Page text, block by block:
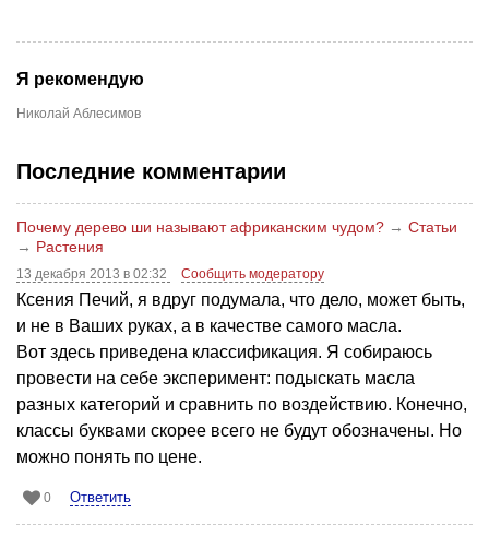
Я рекомендую
Николай Аблесимов
Последние комментарии
Почему дерево ши называют африканским чудом? → Статьи
→ Растения
13 декабря 2013 в 02:32 Сообщить модератору
Ксения Печий, я вдруг подумала, что дело, может быть,
и не в Ваших руках, а в качестве самого масла.
Вот здесь приведена классификация. Я собираюсь
провести на себе эксперимент: подыскать масла
разных категорий и сравнить по воздействию. Конечно,
классы буквами скорее всего не будут обозначены. Но
можно понять по цене.
0 Ответить